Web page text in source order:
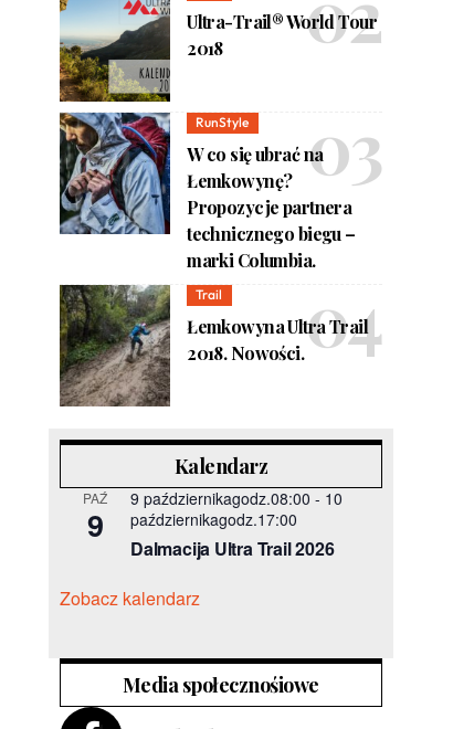
Ultra-Trail® World Tour
2018
RunStyle
W co się ubrać na
Łemkowynę?
Propozycje partnera
technicznego biegu –
marki Columbia.
Trail
Łemkowyna Ultra Trail
2018. Nowości.
Kalendarz
PAŹ
9
9 październikagodz.08:00 - 10
październikagodz.17:00
Dalmacija Ultra Trail 2026
Zobacz kalendarz
Media społecznośiowe